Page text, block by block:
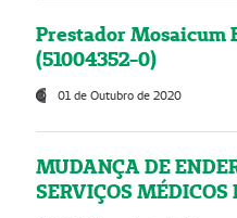
Prestador Mosaicum
(51004352-0)
01 de Outubro de 2020
MUDANÇA DE
SERVIÇOS